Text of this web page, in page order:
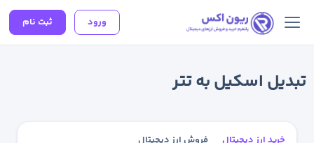
ورود ثبت نام
تبدیل اسکیل به تتر
خرید ارز دیجیتال فروش ارز دیجیتال